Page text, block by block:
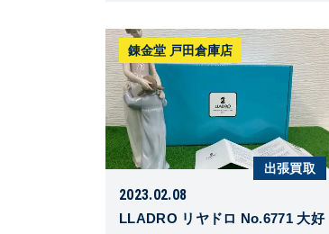
錬金堂 戸田倉庫店
出張買取
2023.02.08
LLADRO リヤドロ No.6771 大好